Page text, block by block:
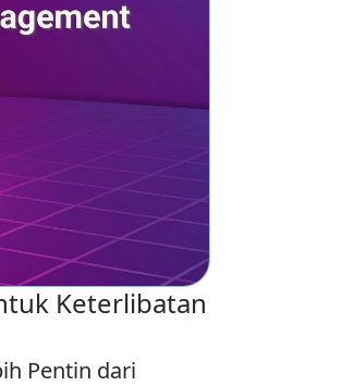
Keterlibatan
Pentin dari